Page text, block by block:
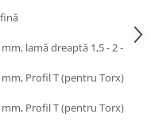
lamă dreaptă 1,5 - 2 -
Profil T (pentru Torx)
Profil T (pentru Torx)